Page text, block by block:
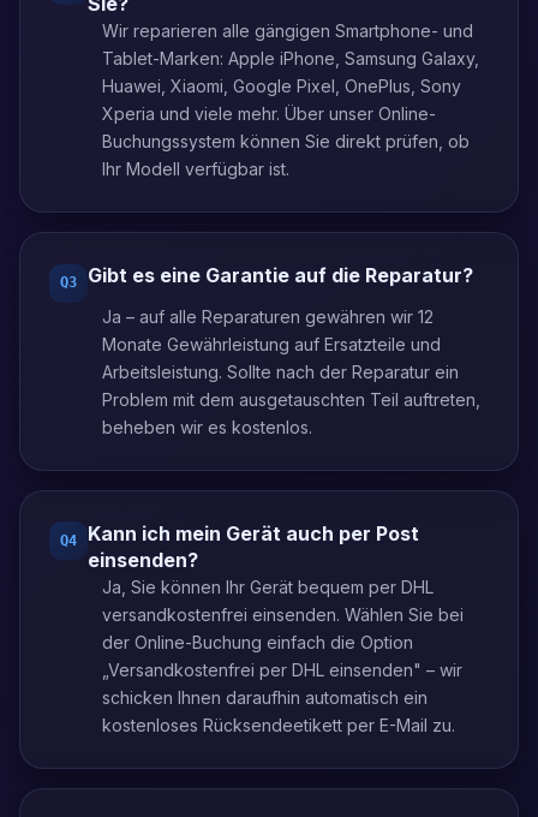
Wir reparieren alle gängigen Smartphone- und
Tablet-Marken: Apple iPhone, Samsung Galaxy,
Huawei, Xiaomi, Google Pixel, OnePlus, Sony
Xperia und viele mehr. Über unser Online-
Buchungssystem können Sie direkt prüfen, ob
Ihr Modell verfügbar ist.
Q3 Gibt es eine Garantie auf die Reparatur?
Ja – auf alle Reparaturen gewähren wir 12
Monate Gewährleistung auf Ersatzteile und
Arbeitsleistung. Sollte nach der Reparatur ein
Problem mit dem ausgetauschten Teil auftreten,
beheben wir es kostenlos.
Q4
Kann ich mein Gerät auch per Post
einsenden?
Ja, Sie können Ihr Gerät bequem per DHL
versandkostenfrei einsenden. Wählen Sie bei
der Online-Buchung einfach die Option
„Versandkostenfrei per DHL einsenden" – wir
schicken Ihnen daraufhin automatisch ein
kostenloses Rücksendeetikett per E-Mail zu.